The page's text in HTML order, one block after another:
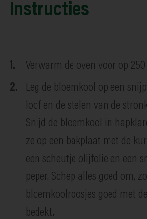
Instructies
Verwarm de oven voor op 250
Leg de bloemkool op een
loof en de stelen van de
Snijd de bloemkool in
ze op een bakplaat met de
een scheutje olijfolie en een
peper. Schep alles goed om,
bloemkoolroosjes goed met
bedekt.